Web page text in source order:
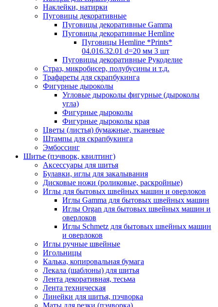
Наклейки, натирки
Пуговицы декоративные
Пуговицы декоративные Gamma
Пуговицы декоративные Hemline
Пуговицы Hemline *Prints*
04.016.32.01 d=20 мм 3 шт
Пуговицы декоративные Рукоделие
Страз, микробисер, полубусины и т.д.
Трафареты для скрапбукинга
Фигурные дыроколы
Угловые дыроколы фигурные (дыроколы
угла)
Фигурные дыроколы
Фигурные дыроколы края
Цветы (листья) бумажные, тканевые
Штампы для скрапбукинга
Эмбоссинг
Шитье (пэчворк, квилтинг)
Аксессуары для шитья
Булавки, иглы для закалывания
Дисковые ножи (роликовые, раскройные)
Иглы для бытовых швейных машин и оверлоков
Иглы Gamma для бытовых швейных машин
Иглы Organ для бытовых швейных машин и
оверлоков
Иглы Schmetz для бытовых швейных машин
и оверлоков
Иглы ручные швейные
Игольницы
Калька, копировальная бумага
Лекала (шаблоны) для шитья
Лента декоративная, тесьма
Лента техническая
Линейки для шитья, пэчворка
Маты для резки (пэчворка)